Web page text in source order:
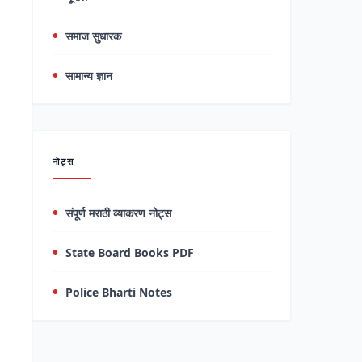
समाज सुधारक
सामान्य ज्ञान
नोट्स
संपूर्ण मराठी व्याकरण नोट्स
State Board Books PDF
Police Bharti Notes